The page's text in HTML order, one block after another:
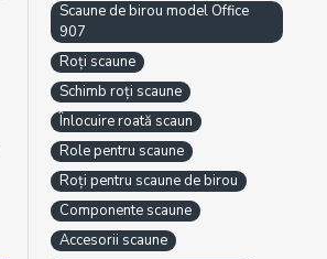
Scaune de birou model Office
907
Roți scaune
Schimb roți scaune
Înlocuire roată scaun
Role pentru scaune
Roți pentru scaune de birou
Componente scaune
Accesorii scaune